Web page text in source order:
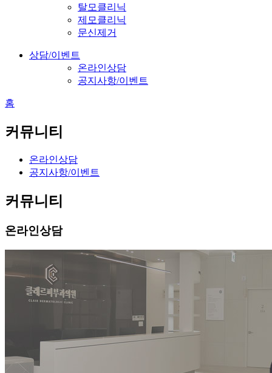
탈모클리닉
제모클리닉
문신제거
상담/이벤트
온라인상담
공지사항/이벤트
홈
커뮤니티
온라인상담
공지사항/이벤트
커뮤니티
온라인상담